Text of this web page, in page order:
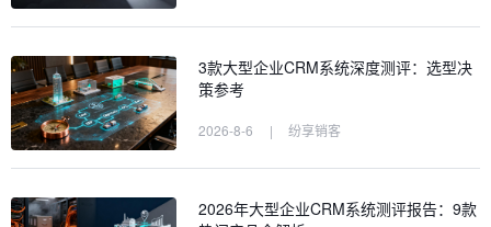
3款大型企业CRM系统深度测评：选型决
策参考
2026-8-6 | 纷享销客
2026年大型企业CRM系统测评报告：9款